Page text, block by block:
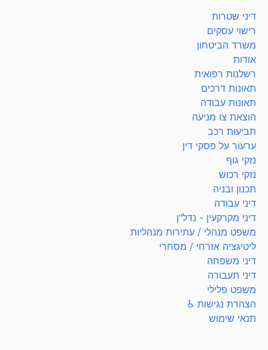
דיני שטרות
רישוי עסקים
משרד הביטחון
אודות
רשלנות רפואית
תאונות דרכים
תאונות עבודה
הוצאת צו מניעה
תביעות רכב
ערעור על פסקי דין
נזקי גוף
נזקי רכוש
תכנון ובניה
דיני עבודה
דיני מקרקעין - נדל"ן
משפט מנהלי / עתירות מנהליות
ליטיגציה אזרחי / מסחרי
דיני משפחה
דיני תעבורה
משפט פלילי
הצהרת נגישות ♿
תנאי שימוש